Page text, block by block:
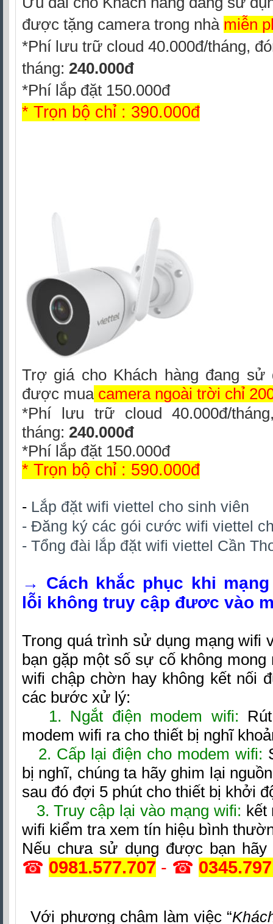
được tặng camera trong nhà miễn
*Phí lưu trữ cloud 40.000đ/tháng,
tháng: 240.000đ
*Phí lắp đặt 150.000đ
* Trọn bộ chỉ : 390.000đ
Trợ giá cho Khách hàng đang sử
được mua camera ngoài trời chỉ
*Phí lưu trữ cloud 40.000đ/
tháng: 240.000đ
*Phí lắp đặt 150.000đ
* Trọn bộ chỉ : 590.000đ
- Lắp đặt wifi viettel cho sinh viên
- Đăng ký các gói cước wifi viettel
- Tổng đài lắp đặt wifi viettel Cần
→ Cách khắc phục khi
lỗi không truy cập đươc vào
Trong quá trình sử dụng mạng wifi
bạn gặp một số sự cố không mong
wifi chập chờn hay không kết nối
các bước xử lý:
1. Ngắt điện modem wifi:
modem wifi ra cho thiết bị nghĩ
2. Cấp lại điện cho modem wifi:
bị nghĩ, chúng ta hãy ghim lại
sau đó đợi 5 phút cho thiết bị khởi
3. Truy cập lại vào mạng wifi: kết
wifi kiểm tra xem tín hiệu bình
Nếu chưa sử dụng được bạn hãy
☎ 0981.577.707 - ☎
Với phương châm làm việc “